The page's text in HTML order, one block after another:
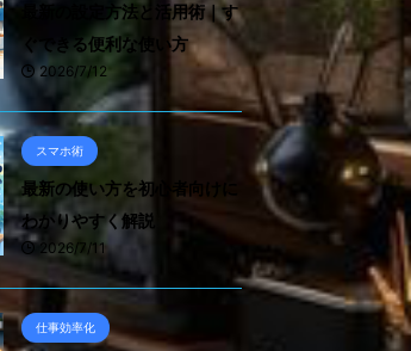
最新の設定方法と活用術｜す
ぐできる便利な使い方
2026/7/12
スマホ術
最新の使い方を初心者向けに
わかりやすく解説
2026/7/11
仕事効率化